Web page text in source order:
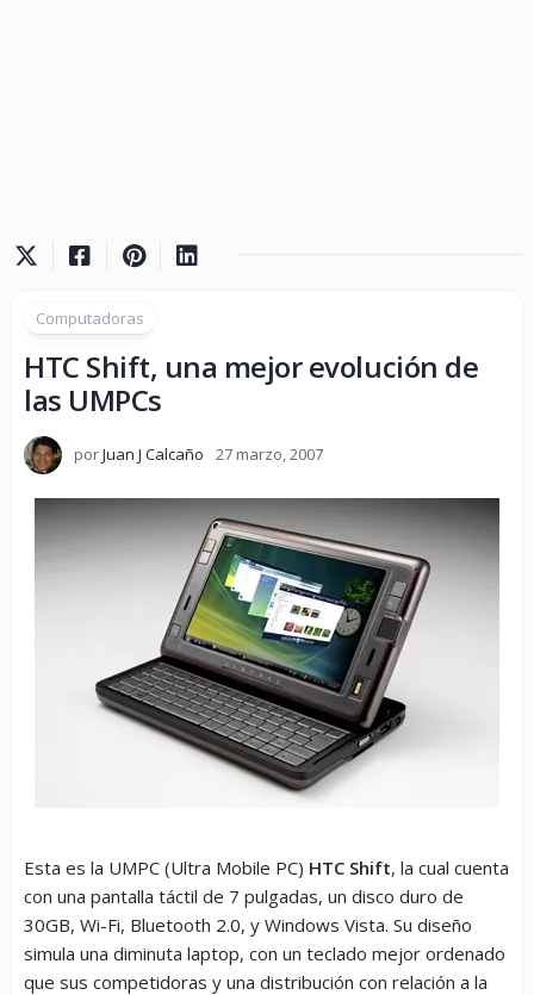
Computadoras
HTC Shift, una mejor evolución de
las UMPCs
porJuan J Calcaño 27 marzo, 2007
Esta es la UMPC (Ultra Mobile PC) HTC Shift, la cual cuenta
con una pantalla táctil de 7 pulgadas, un disco duro de
30GB, Wi-Fi, Bluetooth 2.0, y Windows Vista. Su diseño
simula una diminuta laptop, con un teclado mejor ordenado
que sus competidoras y una distribución con relación a la